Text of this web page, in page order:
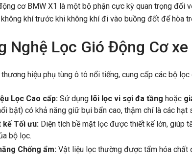
cơ BMW X1 là một bộ phận cực kỳ quan trọng đối
khí trước khi không khí đi vào buồng đốt để hòa
Nghệ Lọc Gió Động Cơ
hiệu phụ tùng ô tô nổi tiếng, cung cấp các bộ
Lọc Cao cấp: Sử dụng lõi lọc vi sợi đa tầng hoặc
bật) có khả năng giữ bụi bẩn cao, thậm chí là các hạt
kế Tối ưu: Diện tích bề mặt lọc được thiết kế lớn, giúp
bộ lọc.
Chống ẩm: Vật liệu lọc thường được tẩm hóa chất